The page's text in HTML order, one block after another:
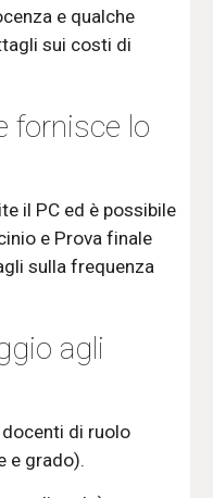
e qualche
sui costi di
fornisce lo
il PC ed è possibile
e Prova finale
sulla frequenza
agli
di ruolo
e grado).